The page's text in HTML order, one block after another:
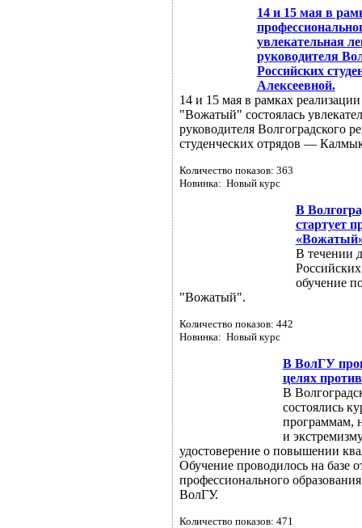
14 и 15 мая в
увлекательная
руководителя
Российских
Алексеевной.
14 и 15 мая в рамках
"Вожатый" состоялась
руководителя Волгоградского
студенческих отрядов —
Количество показов: 363
Новинка: Новый курс
В
стартует
В течении
обучение
"Вожатый".
Количество показов: 442
Новинка: Новый курс
В ВолГУ
целях
В
состоялись
программам,
и
удостоверение о повышении
Обучение проводилось на базе
профессионального
ВолГУ.
Количество показов: 471